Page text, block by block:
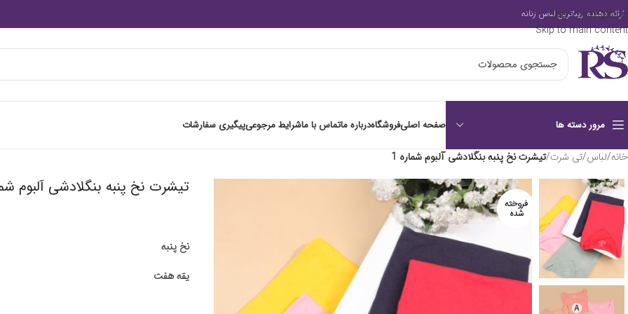
Skip to navigation
Skip to main content
ارائه دهنده زیباترین لباس زنانه
مرور دسته ها صفحه اصلیفروشگاهدرباره ماتماس با ماشرایط مرجوعیپیگیری سفارشات
خانه/لباس/تی شرت/تیشرت نخ پنبه بنگلادشی آلبوم شماره 1
فروخته
شده
تیشرت نخ پنبه بنگلادشی آلبوم
نخ پنبه
یقه هفت